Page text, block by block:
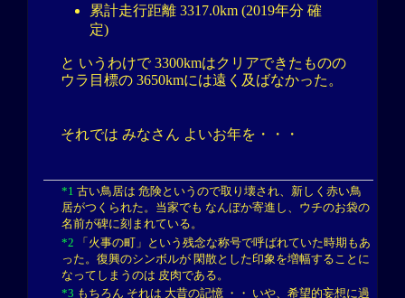
累計走行距離 3317.0km (2019年分 確
定)
と いうわけで 3300kmはクリアできたものの
ウラ目標の 3650kmには遠く及ばなかった。
それでは みなさん よいお年を・・・
*1 古い鳥居は 危険というので取り壊され、新しく赤い鳥
居がつくられた。当家でも なんぼか寄進し、ウチのお袋の
名前が碑に刻まれている。
*2 「火事の町」という残念な称号で呼ばれていた時期もあ
った。復興のシンボルが 閑散とした印象を増幅することに
なってしまうのは 皮肉である。
*3 もちろん それは 大昔の記憶 ・・ いや、希望的妄想に過